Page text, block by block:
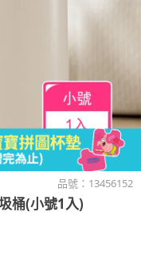
品號： 13456152
桶(小號1入)